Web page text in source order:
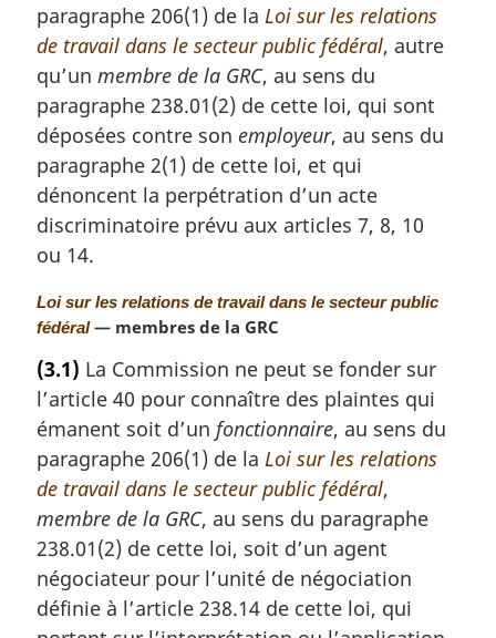
g
i
n
a
l
:
paragraphe 206(1) de la Loi sur les relations
de travail dans le secteur public fédéral, autre
qu’un membre de la GRC, au sens du
paragraphe 238.01(2) de cette loi, qui sont
déposées contre son employeur, au sens du
paragraphe 2(1) de cette loi, et qui
dénoncent la perpétration d’un acte
discriminatoire prévu aux articles 7, 8, 10
ou 14.
N
o
e
m
a
g
i
n
a
l
:
Loi sur les relations de travail dans le secteur public
fédéral— membres de la GRC
(3.1) La Commission ne peut se fonder sur
l’article 40 pour connaître des plaintes qui
émanent soit d’un fonctionnaire, au sens du
paragraphe 206(1) de la Loi sur les relations
de travail dans le secteur public fédéral,
membre de la GRC, au sens du paragraphe
238.01(2) de cette loi, soit d’un agent
négociateur pour l’unité de négociation
définie à l’article 238.14 de cette loi, qui